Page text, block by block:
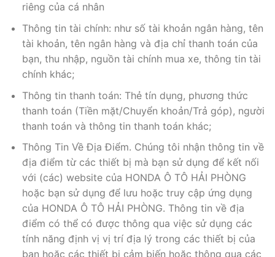
riêng của cá nhân
Thông tin tài chính: như số tài khoản ngân hàng, tên
tài khoản, tên ngân hàng và địa chỉ thanh toán của
bạn, thu nhập, nguồn tài chính mua xe, thông tin tài
chính khác;
Thông tin thanh toán: Thẻ tín dụng, phương thức
thanh toán (Tiền mặt/Chuyển khoản/Trả góp), người
thanh toán và thông tin thanh toán khác;
Thông Tin Về Địa Điểm. Chúng tôi nhận thông tin về
địa điểm từ các thiết bị mà bạn sử dụng để kết nối
với (các) website của HONDA Ô TÔ HẢI PHÒNG
hoặc bạn sử dụng để lưu hoặc truy cập ứng dụng
của HONDA Ô TÔ HẢI PHÒNG. Thông tin về địa
điểm có thể có được thông qua việc sử dụng các
tính năng định vị vị trí địa lý trong các thiết bị của
bạn hoặc các thiết bị cảm biến hoặc thông qua các